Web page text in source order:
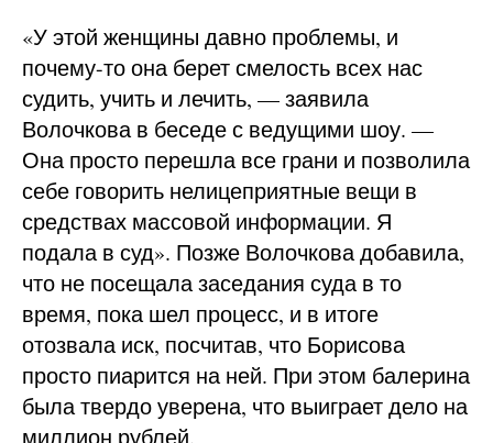
«У этой женщины давно проблемы, и
почему-то она берет смелость всех нас
судить, учить и лечить, — заявила
Волочкова в беседе с ведущими шоу. —
Она просто перешла все грани и позволила
себе говорить нелицеприятные вещи в
средствах массовой информации. Я
подала в суд». Позже Волочкова добавила,
что не посещала заседания суда в то
время, пока шел процесс, и в итоге
отозвала иск, посчитав, что Борисова
просто пиарится на ней. При этом балерина
была твердо уверена, что выиграет дело на
миллион рублей.